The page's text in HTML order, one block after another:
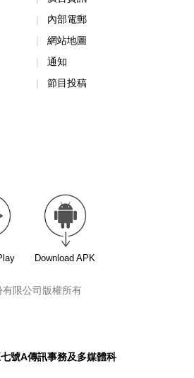
內部電郵
網站地圖
通知
節目投稿
Download APK
限公司版權所有
號A傳訊事務及多媒體科